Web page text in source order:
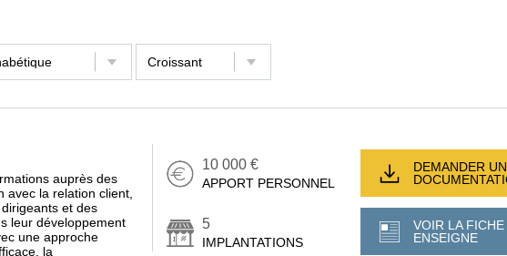
auprès des
avec la relation client,
et des
leur développement
une approche
la
10 000 €
APPORT PERSONNEL
5
IMPLANTATIONS
DEMANDER
VOIR LA FICHE
ENSEIGNE